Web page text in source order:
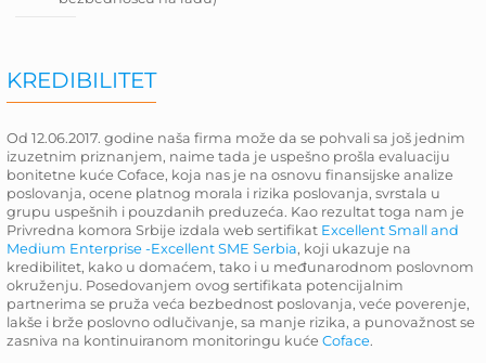
KREDIBILITET
Od 12.06.2017. godine naša firma može da se pohvali sa još jednim
izuzetnim priznanjem, naime tada je uspešno prošla evaluaciju
bonitetne kuće Coface, koja nas je na osnovu finansijske analize
poslovanja, ocene platnog morala i rizika poslovanja, svrstala u
grupu uspešnih i pouzdanih preduzeća. Kao rezultat toga nam je
Privredna komora Srbije izdala web sertifikat Excellent Small and
Medium Enterprise -Excellent SME Serbia, koji ukazuje na
kredibilitet, kako u domaćem, tako i u međunarodnom poslovnom
okruženju. Posedovanjem ovog sertifikata potencijalnim
partnerima se pruža veća bezbednost poslovanja, veće poverenje,
lakše i brže poslovno odlučivanje, sa manje rizika, a punovažnost se
zasniva na kontinuiranom monitoringu kuće Coface.